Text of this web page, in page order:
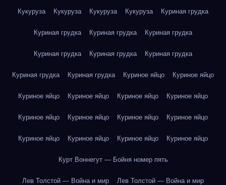
Кукуруза Кукуруза Кукуруза Кукуруза Куриная грудка
Куриная грудка Куриная грудка Куриная грудка
Куриная грудка Куриная грудка Куриная грудка
Куриная грудка Куриная грудка Куриное яйцо Куриное яйцо
Куриное яйцо Куриное яйцо Куриное яйцо Куриное яйцо
Куриное яйцо Куриное яйцо Куриное яйцо Куриное яйцо
Куриное яйцо Куриное яйцо Куриное яйцо Куриное яйцо
Курт Воннегут — Бойня номер пять
Лев Толстой — Война и мир Лев Толстой — Война и мир